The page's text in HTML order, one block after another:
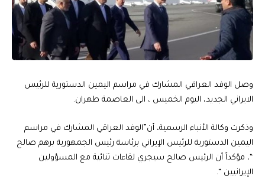
وصل الوفد العراقي المشارك في مراسم اليمين الدستورية للرئيس
الايراني الجديد، اليوم الخميس ، الى العاصمة طهران.
وذكرت وكالة الأنباء الرسمية، أن”الوفد العراقي المشارك في مراسم
اليمين الدستورية للرئيس الإيراني برئاسة رئيس الجمهورية برهم صالح
“، مؤكداً أن الرئيس صالح سيجري لقاءات ثنائية مع المسؤولين
الإيرانيين “.